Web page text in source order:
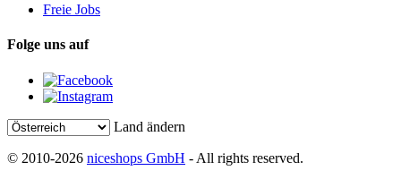
Freie Jobs
Folge uns auf
Land ändern
© 2010-2026 niceshops GmbH - All rights reserved.